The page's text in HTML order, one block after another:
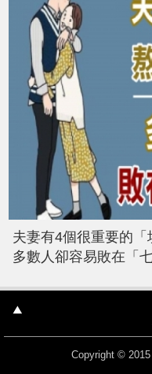
夫妻有4個很重要的
多數人卻容易敗在「
Copyright ©